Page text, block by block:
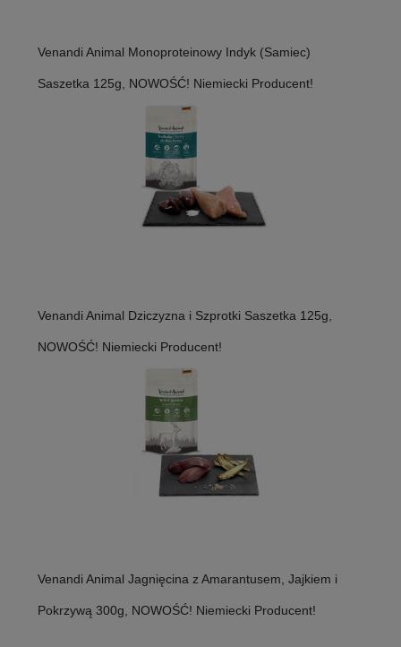
Venandi Animal Monoproteinowy Indyk (Samiec)
Saszetka 125g, NOWOŚĆ! Niemiecki Producent!
Venandi Animal Dziczyzna i Szprotki Saszetka 125g,
NOWOŚĆ! Niemiecki Producent!
Venandi Animal Jagnięcina z Amarantusem, Jajkiem i
Pokrzywą 300g, NOWOŚĆ! Niemiecki Producent!